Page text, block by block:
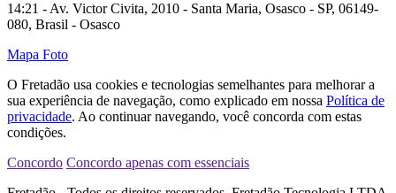
14:21 - Av. Victor Civita, 2010 - Santa Maria, Osasco - SP, 06149-
080, Brasil - Osasco
Mapa Foto
O Fretadão usa cookies e tecnologias semelhantes para melhorar a
sua experiência de navegação, como explicado em nossa Política de
privacidade. Ao continuar navegando, você concorda com estas
condições.
Concordo Concordo apenas com essenciais